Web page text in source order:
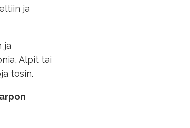
ja
ja
Alpit tai
tosin.